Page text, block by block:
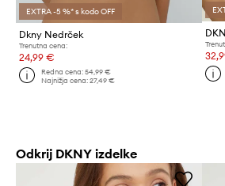
EXTRA -5 %* s kodo OFF
Dkny Nedrček
Trenutna cena:
24,99 €
Redna cena:54,99 €
Najnižja cena:27,49 €
Odkrij DKNY izdelke